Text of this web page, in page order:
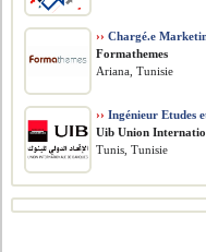
›› Chargé.e
Formathemes
Ariana, Tunisie
›› Ingénieur Etudes
Uib Union
Tunis, Tunisie